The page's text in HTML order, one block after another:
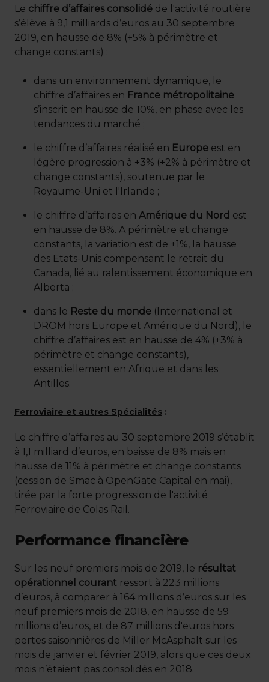
Le chiffre d’affaires consolidé de l'activité routière
s’élève à 9,1 milliards d’euros au 30 septembre
2019, en hausse de 8% (+5% à périmètre et
change constants) :
dans un environnement dynamique, le
chiffre d’affaires en France métropolitaine
s’inscrit en hausse de 10%, en phase avec les
tendances du marché ;
le chiffre d’affaires réalisé en Europe est en
légère progression à +3% (+2% à périmètre et
change constants), soutenue par le
Royaume-Uni et l'Irlande ;
le chiffre d’affaires en Amérique du Nord est
en hausse de 8%. A périmètre et change
constants, la variation est de +1%, la hausse
des Etats-Unis compensant le retrait du
Canada, lié au ralentissement économique en
Alberta ;
dans le Reste du monde (International et
DROM hors Europe et Amérique du Nord), le
chiffre d’affaires est en hausse de 4% (+3% à
périmètre et change constants),
essentiellement en Afrique et dans les
Antilles.
Ferroviaire et autres Spécialités :
Le chiffre d’affaires au 30 septembre 2019 s’établit
à 1,1 milliard d’euros, en baisse de 8% mais en
hausse de 11% à périmètre et change constants
(cession de Smac à OpenGate Capital en mai),
tirée par la forte progression de l'activité
Ferroviaire de Colas Rail.
Performance financière
Sur les neuf premiers mois de 2019, le résultat
opérationnel courant ressort à 223 millions
d’euros, à comparer à 164 millions d’euros sur les
neuf premiers mois de 2018, en hausse de 59
millions d’euros, et de 87 millions d'euros hors
pertes saisonnières de Miller McAsphalt sur les
mois de janvier et février 2019, alors que ces deux
mois n’étaient pas consolidés en 2018.